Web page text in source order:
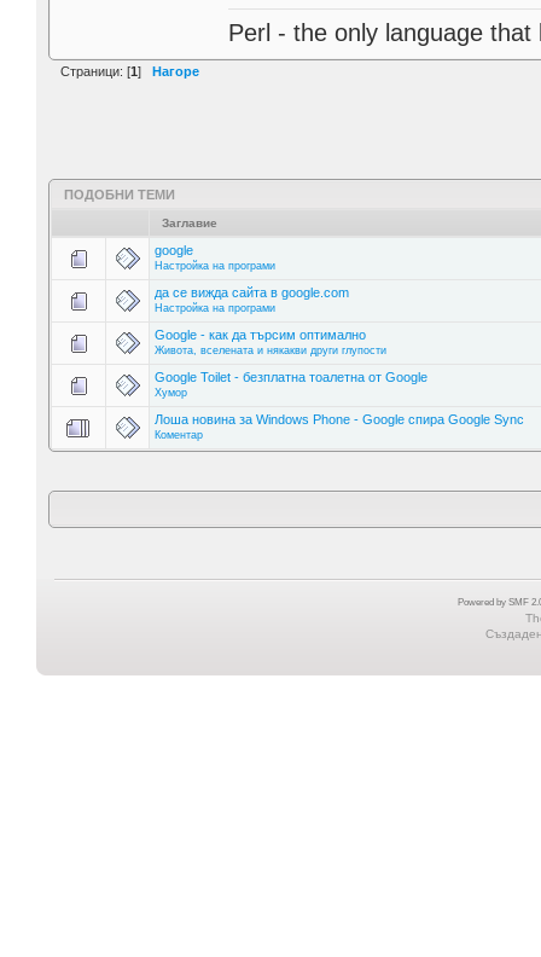
Perl - the only language
Страници: [1] Нагоре
ПОДОБНИ ТЕМИ
Заглавие
google
Настройка на програми
да се вижда сайта в google.com
Настройка на програми
Google - как да търсим оптимално
Живота, вселената и някакви други глупости
Google Toilet - безплатна тоалетна от Google
Хумор
Лоша новина за Windows Phone - Google спира Google Sync
Коментар
Powered by SMF